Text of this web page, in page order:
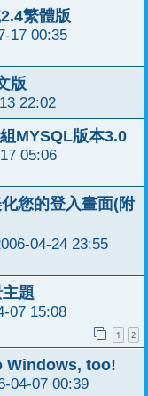
繁體版
17 00:35
版
22:02
MYSQL版本3.0
05:06
您的登入畫面(附
04-24 23:55
題
07 15:08
1 2
Windows, too!
04-07 00:39